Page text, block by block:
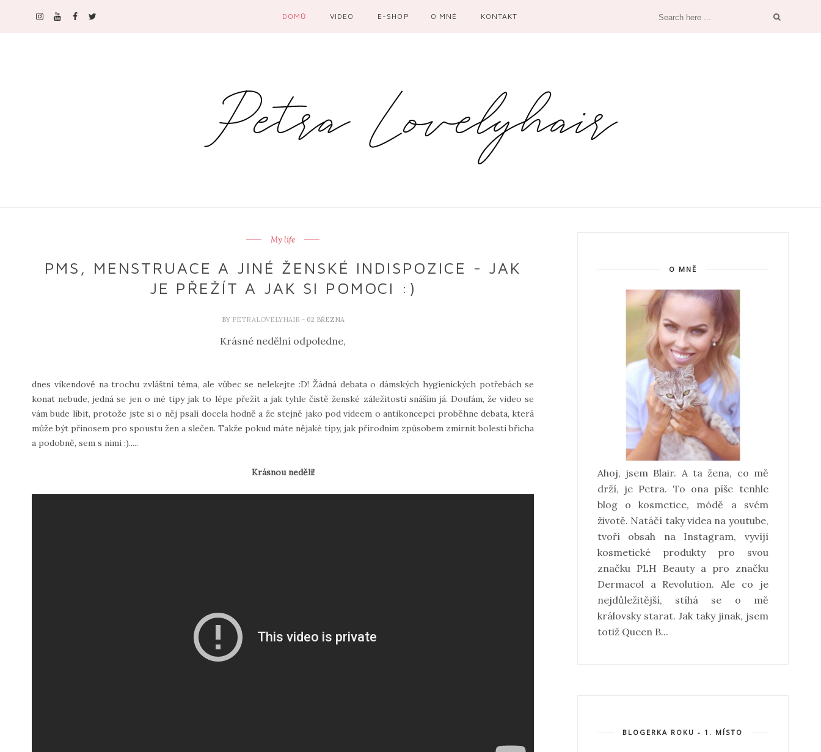
DOMŮ VIDEO E-SHOP O MNĚ KONTAKT
My life
PMS, MENSTRUACE A JINÉ ŽENSKÉ INDISPOZICE - JAK
JE PŘEŽÍT A JAK SI POMOCI :)
BY PETRALOVELYHAIR - 02 BŘEZNA
Krásné nedělní odpoledne,
dnes víkendově na trochu zvláštní téma, ale vůbec se nelekejte :D! Žádná debata o dámských hygienických potřebách se
konat nebude, jedná se jen o mé tipy jak to lépe přežít a jak tyhle čistě ženské záležitosti snáším já. Doufám, že video se
vám bude líbit, protože jste si o něj psali docela hodně a že stejně jako pod videem o antikoncepci proběhne debata, která
může být přínosem pro spoustu žen a slečen. Takže pokud máte nějaké tipy, jak přírodním způsobem zmírnit bolesti břicha
a podobně, sem s nimi :).....
Krásnou neděli!
O MNĚ
Ahoj, jsem Blair. A ta žena, co mě
drží, je Petra. To ona píše tenhle
blog o kosmetice, módě a svém
životě. Natáčí taky videa na youtube,
tvoří obsah na Instagram, vyvíjí
kosmetické produkty pro svou
značku PLH Beauty a pro značku
Dermacol a Revolution. Ale co je
nejdůležitější, stíhá se o mě
královsky starat. Jak taky jinak, jsem
totiž Queen B...
BLOGERKA ROKU - 1. MÍSTO